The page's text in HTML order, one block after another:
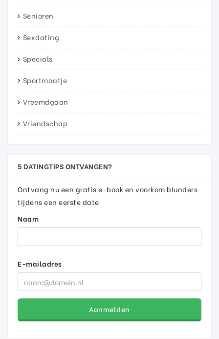
Senioren
Sexdating
Specials
Sportmaatje
Vreemdgaan
Vriendschap
5 DATINGTIPS ONTVANGEN?
Ontvang nu een gratis e-book en voorkom blunders
tijdens een eerste date
Naam
E-mailadres
Aanmelden